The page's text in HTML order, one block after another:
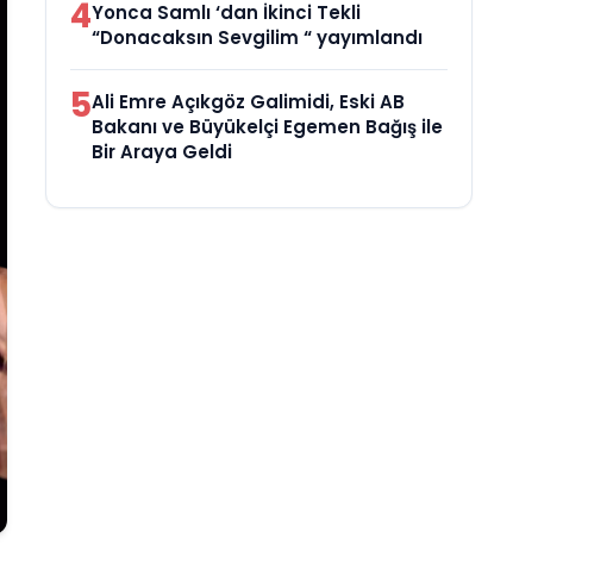
4Yonca Samlı ‘dan İkinci Tekli
“Donacaksın Sevgilim “ yayımlandı
5Ali Emre Açıkgöz Galimidi, Eski AB
Bakanı ve Büyükelçi Egemen Bağış ile
Bir Araya Geldi